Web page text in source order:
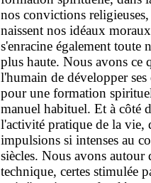
nos convictions
naissent nos idéaux
s'enracine également toute
plus haute. Nous avons ce
l'humain de développer ses
pour une formation
manuel habituel. Et à côté
l'activité pratique de la vie,
impulsions si intenses au
siècles. Nous avons autour
technique, certes stimulée